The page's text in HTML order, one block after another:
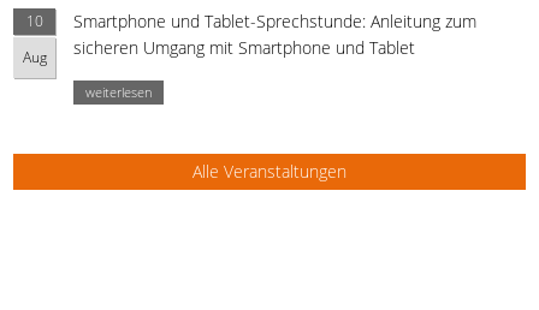
10
Aug
Smartphone und Tablet-Sprechstunde: Anleitung zum
sicheren Umgang mit Smartphone und Tablet
weiterlesen
Alle Veranstaltungen